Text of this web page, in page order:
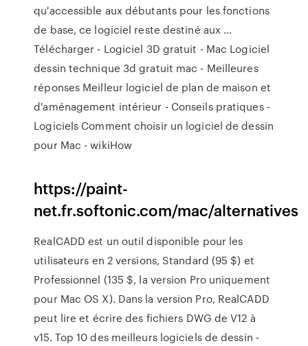
qu'accessible aux débutants pour les fonctions
de base, ce logiciel reste destiné aux ...
Télécharger - Logiciel 3D gratuit - Mac Logiciel
dessin technique 3d gratuit mac - Meilleures
réponses Meilleur logiciel de plan de maison et
d'aménagement intérieur - Conseils pratiques -
Logiciels Comment choisir un logiciel de dessin
pour Mac - wikiHow
https://paint-
net.fr.softonic.com/mac/alternatives
RealCADD est un outil disponible pour les
utilisateurs en 2 versions, Standard (95 $) et
Professionnel (135 $, la version Pro uniquement
pour Mac OS X). Dans la version Pro, RealCADD
peut lire et écrire des fichiers DWG de V12 à
v15. Top 10 des meilleurs logiciels de dessin -